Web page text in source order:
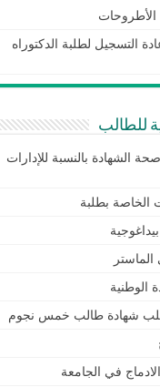
الأطروحات
التسجيل لطلبة الدكتوراه
للطالب
الشهادة بالنسبة للإدارات
الخاصة بطلبة
الوطنية
شهادة طالب خمس نجوم
في الجامعة